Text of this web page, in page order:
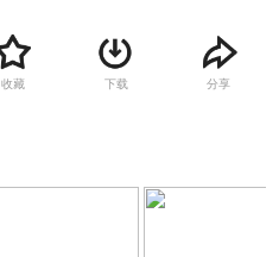
收藏 下载 分享